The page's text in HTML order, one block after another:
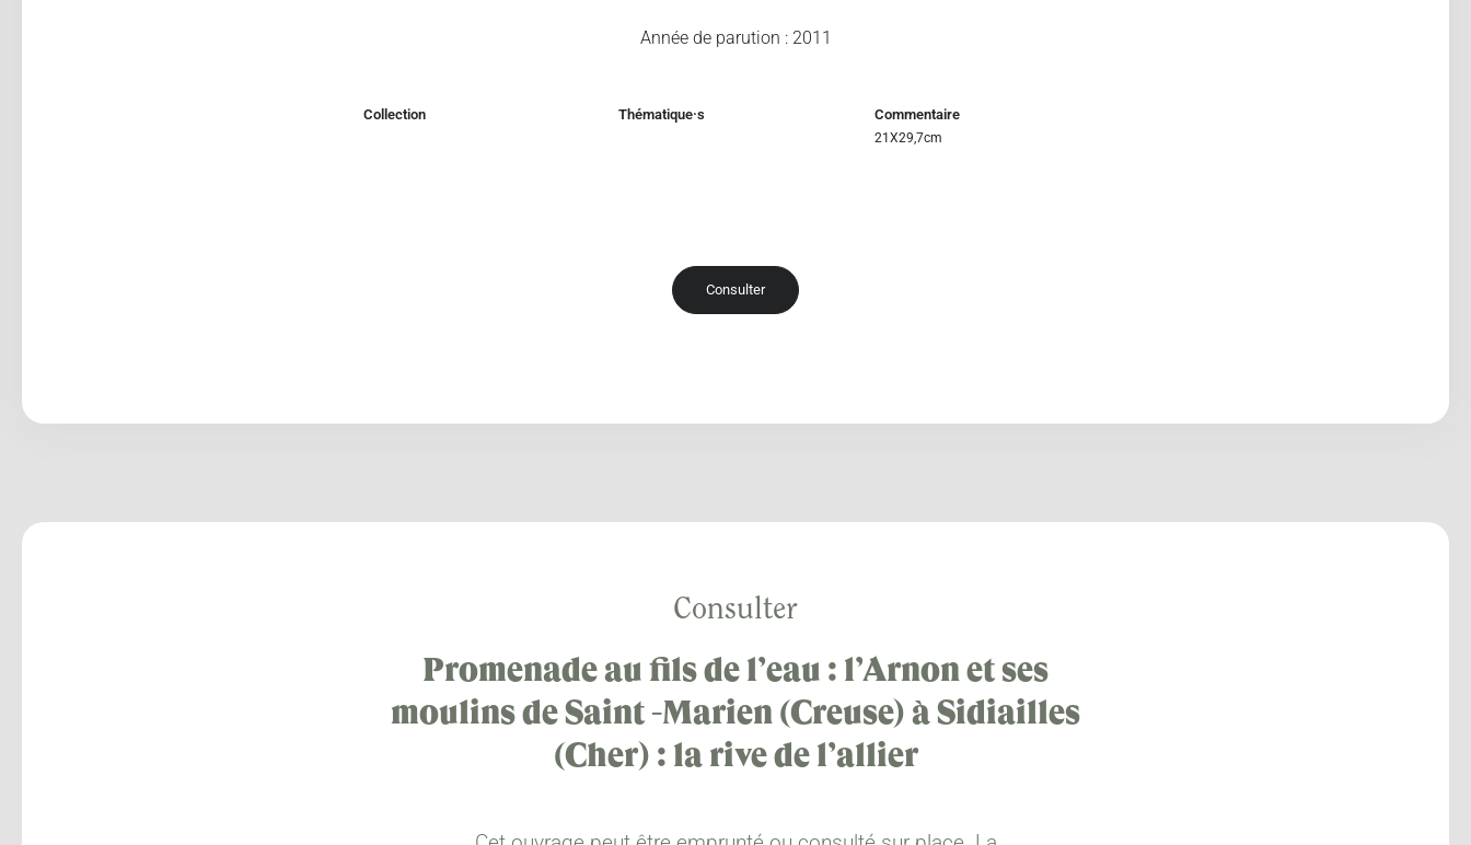
Année de parution : 2011
Collection Thématique·s Commentaire
21X29,7cm
Consulter
Consulter
Promenade au fils de l’eau : l’Arnon et ses
moulins de Saint -Marien (Creuse) à Sidiailles
(Cher) : la rive de l’allier